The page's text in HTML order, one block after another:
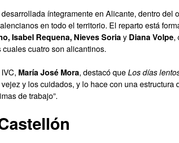
desarrollada íntegramente en Alicante, dentro del
en todo el territorio. El reparto está
Isabel Requena, Nieves Soriay Diana Volpe,
cuatro son alicantinos.
María José Mora, destacó queLos días
y los cuidados, y lo hace con una estructura
de trabajo”.